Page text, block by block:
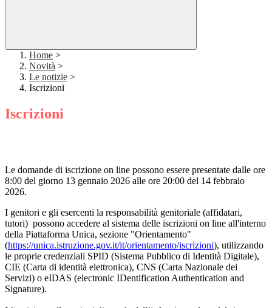
Home >
Novità >
Le notizie >
Iscrizioni
Iscrizioni
Le domande di iscrizione on line possono essere presentate dalle ore
8:00 del giorno 13 gennaio 2026 alle ore 20:00 del 14 febbraio
2026.
I genitori e gli esercenti la responsabilità genitoriale (affidatari,
tutori) possono accedere al sistema delle iscrizioni on line all'interno
della Piattaforma Unica, sezione "Orientamento"
(https://unica.istruzione.gov.it/it/orientamento/iscrizioni), utilizzando
le proprie credenziali SPID (Sistema Pubblico di Identità Digitale),
CIE (Carta di identità elettronica), CNS (Carta Nazionale dei
Servizi) o eIDAS (electronic IDentification Authentication and
Signature).